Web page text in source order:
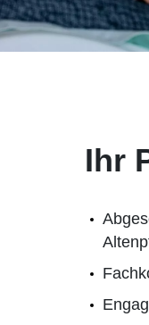
Ihr